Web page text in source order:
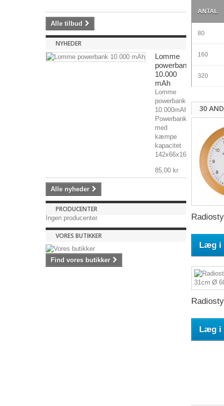
Alle tilbud
NYHEDER
Lomme
powerbank
10.000
mAh
Lomme
powerbank
10.000mAh
Powerbank
med
kæmpe
kapacitet
142x66x16mm,...
85,00 kr
Alle nyheder
PRODUCENTER
Ingen producenter
VORES BUTIKKER
Find vores butikker
ANTAL
80
160
320
30
Læg i
Læg i